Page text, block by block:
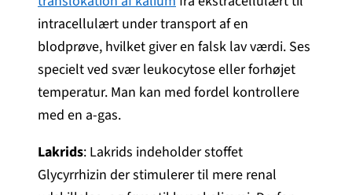
intracellulært under transport af en
blodprøve, hvilket giver en falsk lav værdi. Ses
specielt ved svær leukocytose eller forhøjet
temperatur. Man kan med fordel kontrollere
med en a-gas.
Lakrids: Lakrids indeholder stoffet
Glycyrrhizin der stimulerer til mere renal